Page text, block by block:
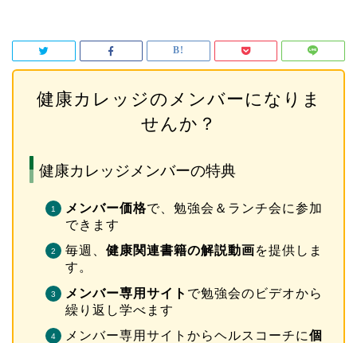
健康カレッジのメンバーになりま
せんか？
健康カレッジメンバーの特典
メンバー価格で、勉強会＆ランチ会に参加
できます
毎週、 健康関連書籍の解説動画 を提供しま
す。
メンバー専用サイト で勉強会のビデオから
繰り返し学べます
メンバー専用サイトからヘルスコーチに個